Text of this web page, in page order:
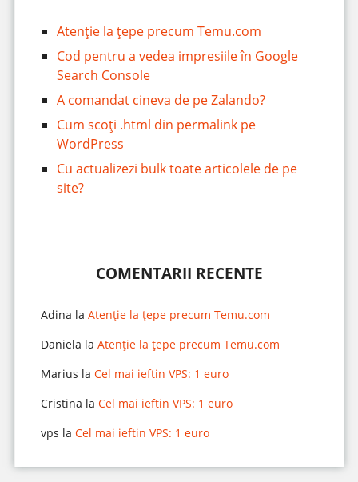
Atenție la țepe precum Temu.com
Cod pentru a vedea impresiile în Google
Search Console
A comandat cineva de pe Zalando?
Cum scoți .html din permalink pe
WordPress
Cu actualizezi bulk toate articolele de pe
site?
COMENTARII RECENTE
Adina la Atenție la țepe precum Temu.com
Daniela la Atenție la țepe precum Temu.com
Marius la Cel mai ieftin VPS: 1 euro
Cristina la Cel mai ieftin VPS: 1 euro
vps la Cel mai ieftin VPS: 1 euro